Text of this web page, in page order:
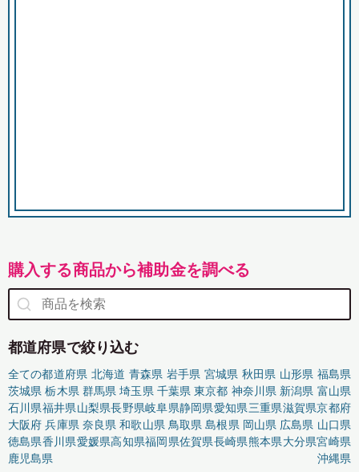
購入する商品から補助金を調べる
都道府県で絞り込む
全ての都道府県 北海道 青森県 岩手県 宮城県 秋田県 山形県 福島県
茨城県 栃木県 群馬県 埼玉県 千葉県 東京都 神奈川県 新潟県 富山県
石川県福井県山梨県長野県岐阜県静岡県愛知県三重県滋賀県京都府
大阪府 兵庫県 奈良県 和歌山県 鳥取県 島根県 岡山県 広島県 山口県
徳島県香川県愛媛県高知県福岡県佐賀県長崎県熊本県大分県宮崎県
鹿児島県
沖縄県